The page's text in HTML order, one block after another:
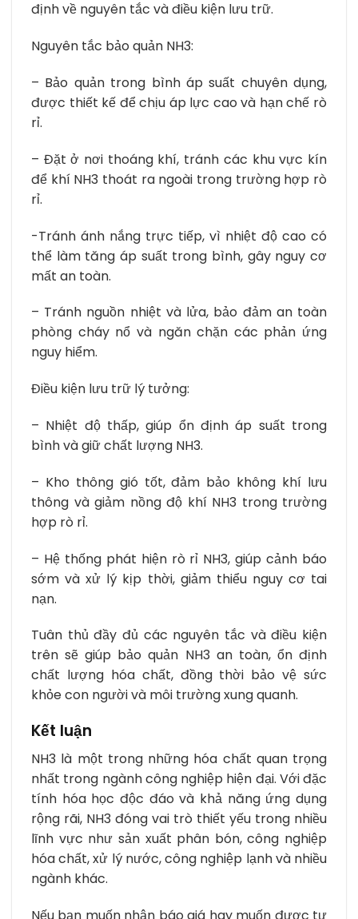
định về nguyên tắc và điều kiện lưu trữ.
Nguyên tắc bảo quản NH3:
– Bảo quản trong bình áp suất chuyên dụng,
được thiết kế để chịu áp lực cao và hạn chế rò
rỉ.
– Đặt ở nơi thoáng khí, tránh các khu vực kín
để khí NH3 thoát ra ngoài trong trường hợp rò
rỉ.
-Tránh ánh nắng trực tiếp, vì nhiệt độ cao có
thể làm tăng áp suất trong bình, gây nguy cơ
mất an toàn.
– Tránh nguồn nhiệt và lửa, bảo đảm an toàn
phòng cháy nổ và ngăn chặn các phản ứng
nguy hiểm.
Điều kiện lưu trữ lý tưởng:
– Nhiệt độ thấp, giúp ổn định áp suất trong
bình và giữ chất lượng NH3.
– Kho thông gió tốt, đảm bảo không khí lưu
thông và giảm nồng độ khí NH3 trong trường
hợp rò rỉ.
– Hệ thống phát hiện rò rỉ NH3, giúp cảnh báo
sớm và xử lý kịp thời, giảm thiểu nguy cơ tai
nạn.
Tuân thủ đầy đủ các nguyên tắc và điều kiện
trên sẽ giúp bảo quản NH3 an toàn, ổn định
chất lượng hóa chất, đồng thời bảo vệ sức
khỏe con người và môi trường xung quanh.
Kết luận
NH3 là một trong những hóa chất quan trọng
nhất trong ngành công nghiệp hiện đại. Với đặc
tính hóa học độc đáo và khả năng ứng dụng
rộng rãi, NH3 đóng vai trò thiết yếu trong nhiều
lĩnh vực như sản xuất phân bón, công nghiệp
hóa chất, xử lý nước, công nghiệp lạnh và nhiều
ngành khác.
Nếu bạn muốn nhận báo giá hay muốn được tư